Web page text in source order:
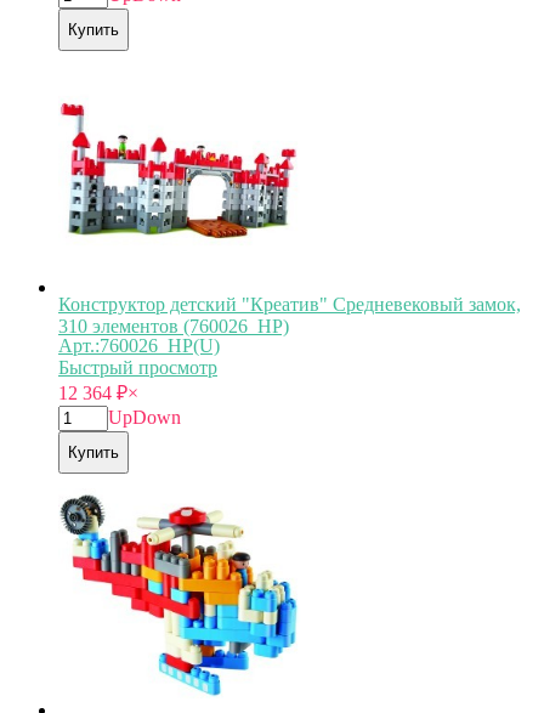
Купить
Конструктор детский "Креатив" Средневековый замок,
310 элементов (760026_HP)
Арт.:760026_HP(U)
Быстрый просмотр
12 364 ₽×
UpDown
Купить